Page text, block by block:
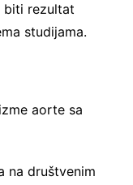
biti rezultat
studijama.
aorte sa
na društvenim